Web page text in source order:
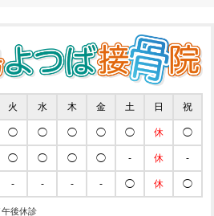
火 水 木 金 土 日 祝
◯ ◯ ◯ ◯ ◯ 休 ◯
◯ ◯ ◯ ◯ - 休 -
- - - - ◯ 休 ◯
後休診